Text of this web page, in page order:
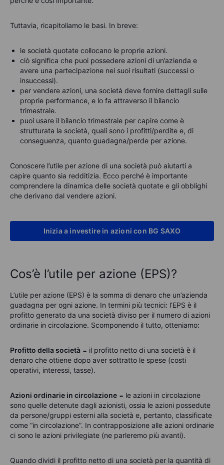
Tuttavia, ricapitoliamo le basi. In breve:
le società quotate collocano le proprie azioni.
ciò significa che puoi possedere azioni di un’azienda e
avere una partecipazione nei suoi risultati (successi o
insuccessi).
per vendere azioni, una società deve fornire dettagli sulle
proprie performance, e lo fa attraverso il bilancio
trimestrale.
puoi usare il bilancio trimestrale per capire come è
strutturata la società, quali sono i profitti/perdite e, di
conseguenza, quanto guadagna/perde per azione.
Conoscere l’utile per azione di una società può aiutarti a
capire quanto sia redditizia. Ecco perché è importante
comprendere la dinamica delle società quotate e gli obblighi
che derivano dal vendere azioni.
Inizia a investire in azioni con BG SAXO
Cos’è l’utile per azione (EPS)?
L’utile per azione (EPS) è la somma di denaro che un’azienda
guadagna per ogni azione. In termini più tecnici: l’EPS è il
profitto generato da una società diviso per il numero di azioni
ordinarie in circolazione. Scomponendo il tutto, otteniamo:
Profitto della società = il profitto netto di una società è il
denaro che ottiene dopo aver sottratto le spese (costi
operativi, interessi, tasse).
Azioni ordinarie in circolazione = le azioni in circolazione
sono quelle detenute dagli azionisti, ossia le azioni possedute
da persone/gruppi esterni alla società e, pertanto, classificate
come “in circolazione”. In contrapposizione alle azioni ordinarie
ci sono le azioni privilegiate (ne parleremo più avanti).
Quando dividi il profitto netto di una società per la quantità di